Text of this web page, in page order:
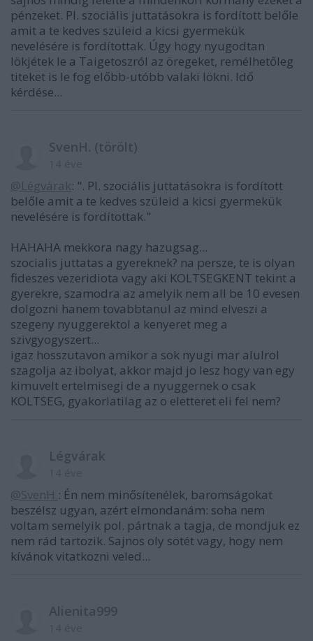
pénzeket. Pl. szociális juttatásokra is fordított belőle
amit a te kedves szüleid a kicsi gyermekük
nevelésére is fordítottak. Úgy hogy nyugodtan
lökjétek le a Taigetoszról az öregeket, remélhetőleg
titeket is le fog előbb-utóbb valaki lökni. Idő
kérdése...
SvenH. (törölt)
@Légvárak: ". Pl. szociális juttatásokra is fordított
belőle amit a te kedves szüleid a kicsi gyermekük
nevelésére is fordítottak."
HAHAHA mekkora nagy hazugsag...
szocialis juttatas a gyereknek? na persze, te is olyan
fideszes vezeridiota vagy aki KOLTSEGKENT tekint a
gyerekre, szamodra az amelyik nem all be 10 evesen
dolgozni hanem tovabbtanul az mind elveszi a
szegeny nyuggerektol a kenyeret meg a
szivgyogyszert...
igaz hosszutavon amikor a sok nyugi mar alulrol
szagolja az ibolyat, akkor majd jo lesz hogy van egy
kimuvelt ertelmisegi de a nyuggernek o csak
KOLTSEG, gyakorlatilag az o eletteret eli fel nem?
Légvárak
@SvenH.: Én nem minősítenélek, baromságokat
beszélsz ugyan, azért elmondanám: soha nem
voltam semelyik pol. pártnak a tagja, de mondjuk ez
nem rád tartozik. Sajnos oly sötét vagy, hogy nem
kívánok vitatkozni veled...
Alienita999